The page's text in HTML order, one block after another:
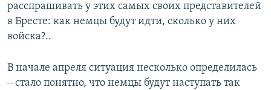
расспрашивать у этих самых своих представителей
в Бресте: как немцы будут идти, сколько у них
войска?..
В начале апреля ситуация несколько определилась
‒ стало понятно, что немцы будут наступать так